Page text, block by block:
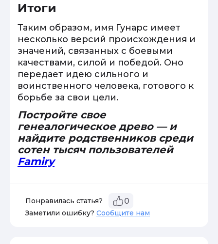
Итоги
Таким образом, имя Гунарс имеет
несколько версий происхождения и
значений, связанных с боевыми
качествами, силой и победой. Оно
передает идею сильного и
воинственного человека, готового к
борьбе за свои цели.
Постройте свое
генеалогическое древо — и
найдите родственников среди
сотен тысяч пользователей
Famiry
Понравилась статья? 0
Заметили ошибку? Сообщите нам